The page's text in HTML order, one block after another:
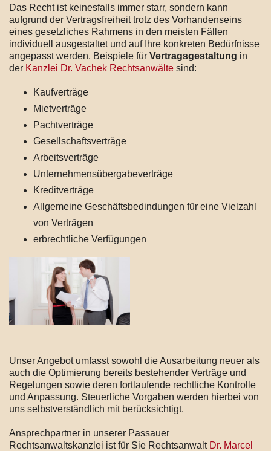
Das Recht ist keinesfalls immer starr, sondern kann
aufgrund der Vertragsfreiheit trotz des Vorhandenseins
eines gesetzliches Rahmens in den meisten Fällen
individuell ausgestaltet und auf Ihre konkreten Bedürfnisse
angepasst werden. Beispiele für Vertragsgestaltung in
der Kanzlei Dr. Vachek Rechtsanwälte sind:
Kaufverträge
Mietverträge
Pachtverträge
Gesellschaftsverträge
Arbeitsverträge
Unternehmensübergabeverträge
Kreditverträge
Allgemeine Geschäftsbedindungen für eine Vielzahl
von Verträgen
erbrechtliche Verfügungen
Unser Angebot umfasst sowohl die Ausarbeitung neuer als
auch die Optimierung bereits bestehender Verträge und
Regelungen sowie deren fortlaufende rechtliche Kontrolle
und Anpassung. Steuerliche Vorgaben werden hierbei von
uns selbstverständlich mit berücksichtigt.
Ansprechpartner in unserer Passauer
Rechtsanwaltskanzlei ist für Sie Rechtsanwalt Dr. Marcel